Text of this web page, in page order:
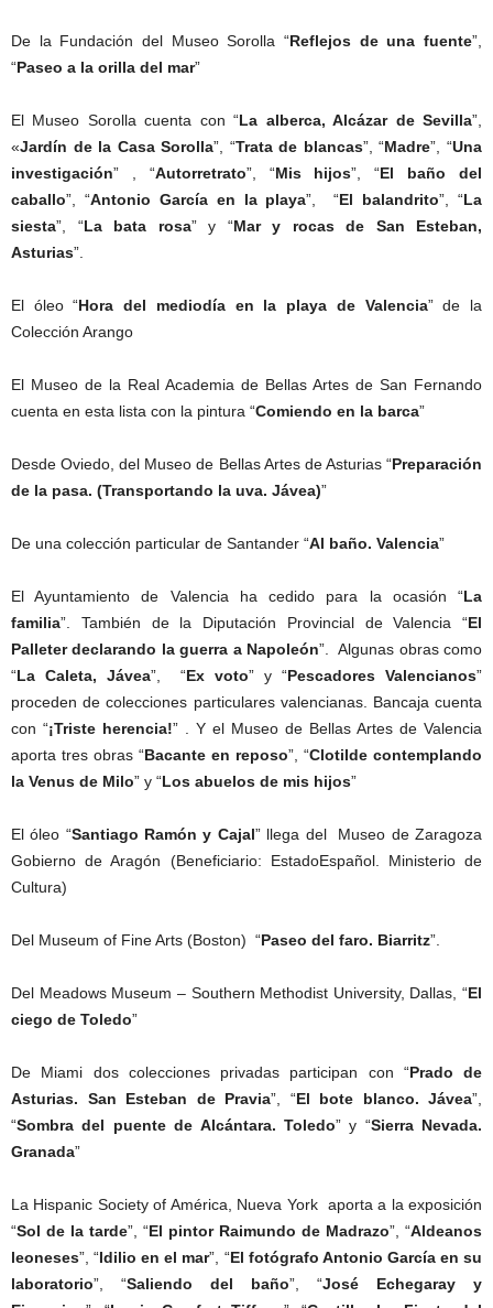
De la Fundación del Museo Sorolla “Reflejos de una fuente”,
“Paseo a la orilla del mar”
El Museo Sorolla cuenta con “La alberca, Alcázar de Sevilla”,
«Jardín de la Casa Sorolla”, “Trata de blancas”, “Madre”, “Una
investigación” , “Autorretrato”, “Mis hijos”, “El baño del
caballo”, “Antonio García en la playa”, “El balandrito”, “La
siesta”, “La bata rosa” y “Mar y rocas de San Esteban,
Asturias”.
El óleo “Hora del mediodía en la playa de Valencia” de la
Colección Arango
El Museo de la Real Academia de Bellas Artes de San Fernando
cuenta en esta lista con la pintura “Comiendo en la barca”
Desde Oviedo, del Museo de Bellas Artes de Asturias “Preparación
de la pasa. (Transportando la uva. Jávea)”
De una colección particular de Santander “Al baño. Valencia”
El Ayuntamiento de Valencia ha cedido para la ocasión “La
familia”. También de la Diputación Provincial de Valencia “El
Palleter declarando la guerra a Napoleón”. Algunas obras como
“La Caleta, Jávea”, “Ex voto” y “Pescadores Valencianos”
proceden de colecciones particulares valencianas. Bancaja cuenta
con “¡Triste herencia!” . Y el Museo de Bellas Artes de Valencia
aporta tres obras “Bacante en reposo”, “Clotilde contemplando
la Venus de Milo” y “Los abuelos de mis hijos”
El óleo “Santiago Ramón y Cajal” llega del Museo de Zaragoza
Gobierno de Aragón (Beneficiario: EstadoEspañol. Ministerio de
Cultura)
Del Museum of Fine Arts (Boston) “Paseo del faro. Biarritz”.
Del Meadows Museum – Southern Methodist University, Dallas, “El
ciego de Toledo”
De Miami dos colecciones privadas participan con “Prado de
Asturias. San Esteban de Pravia”, “El bote blanco. Jávea”,
“Sombra del puente de Alcántara. Toledo” y “Sierra Nevada.
Granada”
La Hispanic Society of América, Nueva York aporta a la exposición
“Sol de la tarde”, “El pintor Raimundo de Madrazo”, “Aldeanos
leoneses”, “Idilio en el mar”, “El fotógrafo Antonio García en su
laboratorio”, “Saliendo del baño”, “José Echegaray y